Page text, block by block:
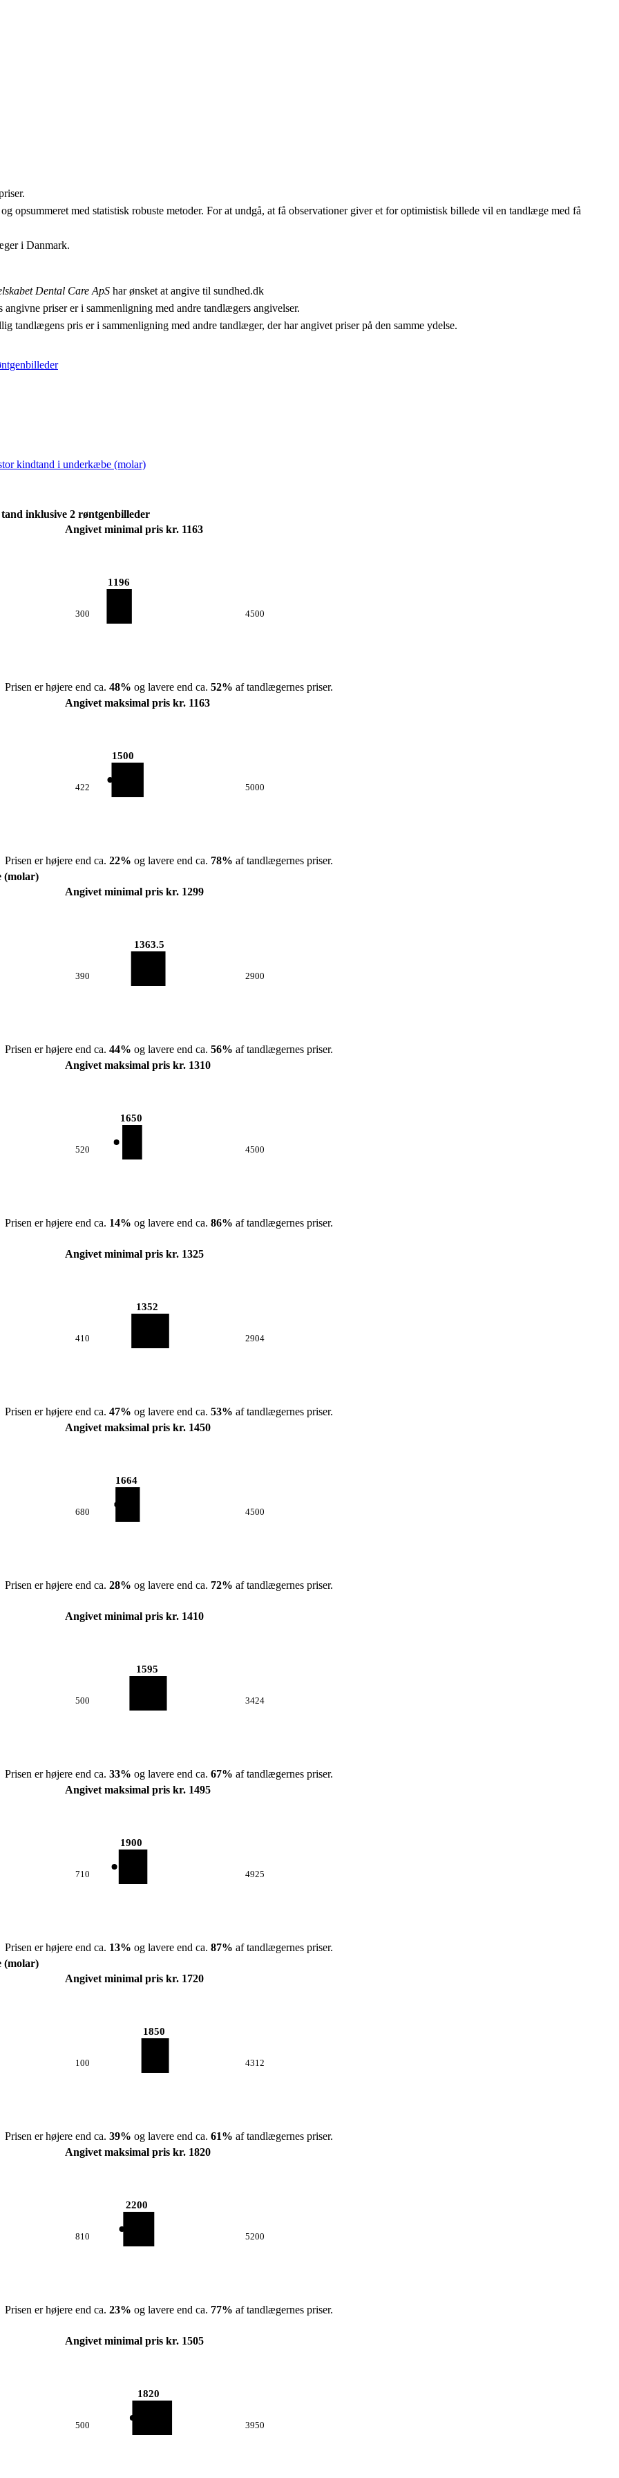
opsummeret med statistisk robuste metoder. For at undgå, at få observationer giver et for optimistisk billede vil en tandlæge med få
i Danmark.
Dental Care ApS har ønsket at angive til sundhed.dk
priser er i sammenligning med andre tandlægers angivelser.
tandlægens pris er i sammenligning med andre tandlæger, der har angivet priser på den samme ydelse.
kindtand i underkæbe (molar)
inklusive 2 røntgenbilleder
Angivet minimal pris kr. 1163
300
1196
4500
Prisen er højere end ca. 48% og lavere end ca. 52% af tandlægernes priser.
Angivet maksimal pris kr. 1163
422
1500
5000
Prisen er højere end ca. 22% og lavere end ca. 78% af tandlægernes priser.
(molar)
Angivet minimal pris kr. 1299
390
1363.5
2900
Prisen er højere end ca. 44% og lavere end ca. 56% af tandlægernes priser.
Angivet maksimal pris kr. 1310
520
1650
4500
Prisen er højere end ca. 14% og lavere end ca. 86% af tandlægernes priser.
Angivet minimal pris kr. 1325
410
1352
2904
Prisen er højere end ca. 47% og lavere end ca. 53% af tandlægernes priser.
Angivet maksimal pris kr. 1450
680
1664
4500
Prisen er højere end ca. 28% og lavere end ca. 72% af tandlægernes priser.
Angivet minimal pris kr. 1410
500
1595
3424
Prisen er højere end ca. 33% og lavere end ca. 67% af tandlægernes priser.
Angivet maksimal pris kr. 1495
710
1900
4925
Prisen er højere end ca. 13% og lavere end ca. 87% af tandlægernes priser.
(molar)
Angivet minimal pris kr. 1720
100
1850
4312
Prisen er højere end ca. 39% og lavere end ca. 61% af tandlægernes priser.
Angivet maksimal pris kr. 1820
810
2200
5200
Prisen er højere end ca. 23% og lavere end ca. 77% af tandlægernes priser.
Angivet minimal pris kr. 1505
500
1820
3950